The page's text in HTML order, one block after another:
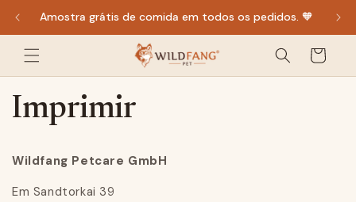
diretamente
para o
conteúdo
Amostra grátis de comida em todos os pedidos. 🧡
Carrinho
Imprimir
Wildfang Petcare GmbH
Em Sandtorkai 39